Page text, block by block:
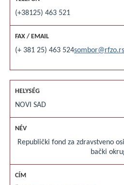
(+38125) 463 521
(+ 381 25) 463 524sombor@rfzo.rs
NOVI SAD
Republički fond za zdravstveno
bački